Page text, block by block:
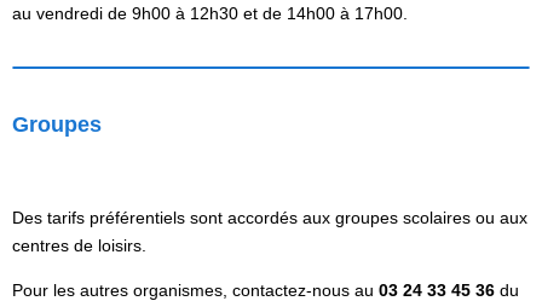
au vendredi de 9h00 à 12h30 et de 14h00 à 17h00.
Groupes
Des tarifs préférentiels sont accordés aux groupes scolaires ou aux
centres de loisirs.
Pour les autres organismes, contactez-nous au 03 24 33 45 36 du